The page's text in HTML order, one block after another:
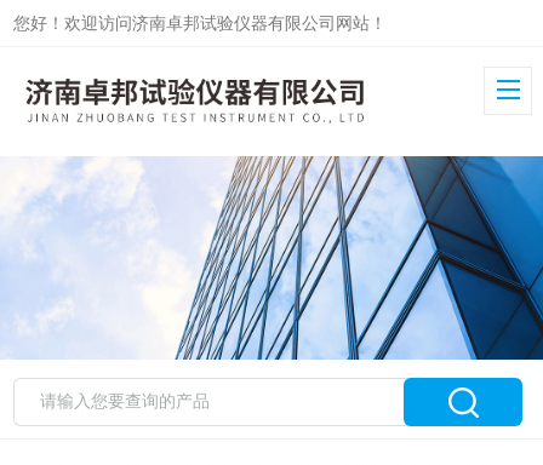
您好！欢迎访问济南卓邦试验仪器有限公司网站！